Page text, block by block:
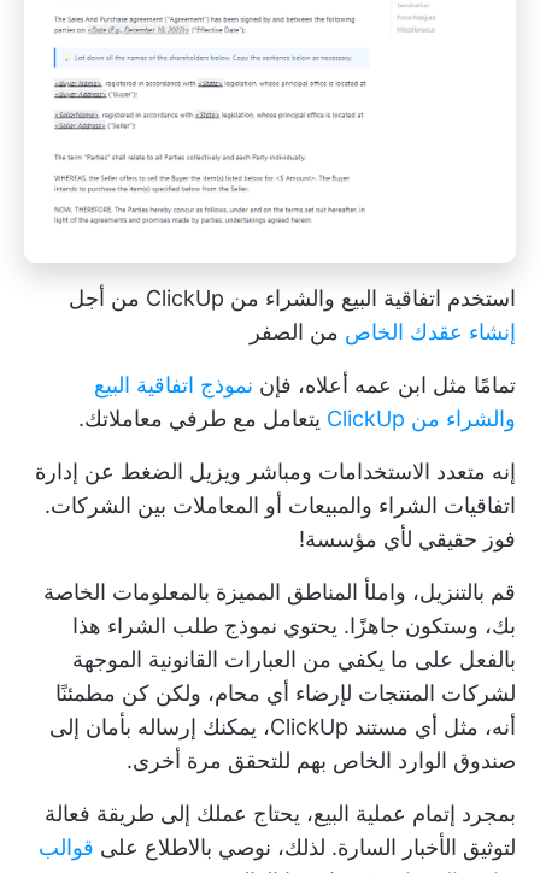
استخدم اتفاقية البيع والشراء من ClickUp من أجل
إنشاء عقدك الخاص من الصفر
تمامًا مثل ابن عمه أعلاه، فإن نموذج اتفاقية البيع
والشراء من ClickUp
يتعامل مع طرفي معاملاتك.
إنه متعدد الاستخدامات ومباشر ويزيل الضغط عن إدارة
اتفاقيات الشراء والمبيعات أو المعاملات بين الشركات.
فوز حقيقي لأي مؤسسة!
قم بالتنزيل، واملأ المناطق المميزة بالمعلومات الخاصة
بك، وستكون جاهزًا. يحتوي نموذج طلب الشراء هذا
بالفعل على ما يكفي من العبارات القانونية الموجهة
لشركات المنتجات لإرضاء أي محام، ولكن كن مطمئنًا
أنه، مثل أي مستند ClickUp، يمكنك إرساله بأمان إلى
صندوق الوارد الخاص بهم للتحقق مرة أخرى.
بمجرد إتمام عملية البيع، يحتاج عملك إلى طريقة فعالة
لتوثيق الأخبار السارة. لذلك، نوصي بالاطلاع على قوالب